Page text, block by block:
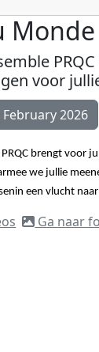
Monde
voor
February 2026
brengt voor
we jullie
een vlucht
Ga naar